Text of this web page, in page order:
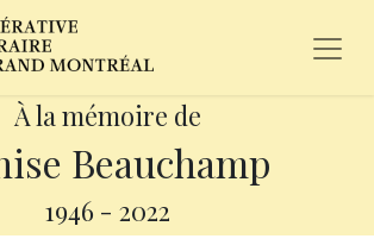
À la mémoire de
Beauchamp
1946 - 2022